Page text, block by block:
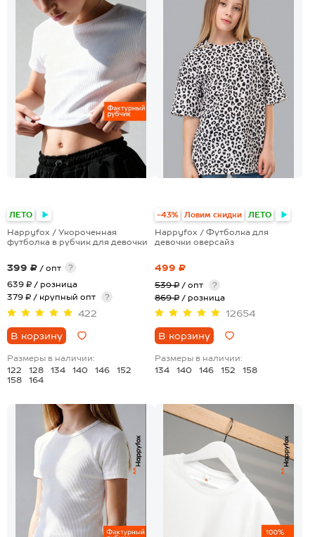
ЛЕТО
Happyfox / Укороченная
футболка в рубчик для девочки
399 ₽ / опт
?
639 ₽ / розница
379 ₽ / крупный опт
?
422
В корзину
Размеры в наличии:
122
128 134 140 146
152
158
164
-43% Ловим скидки ЛЕТО
Happyfox / Футболка для
девочки оверсайз
499 ₽
539 ₽ / опт
?
869 ₽ / розница
12654
В корзину
Размеры в наличии:
134
140 146 152 158